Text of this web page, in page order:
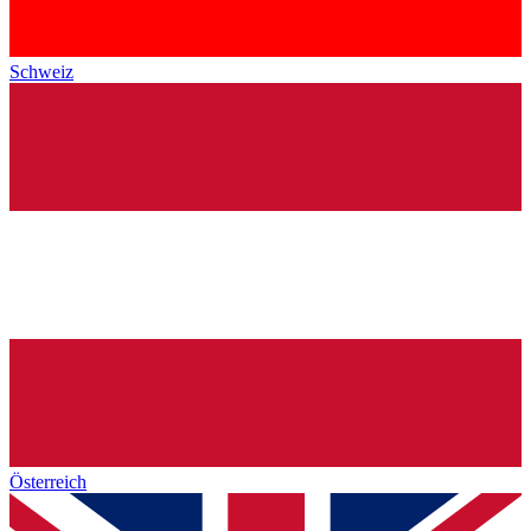
Schweiz
Österreich